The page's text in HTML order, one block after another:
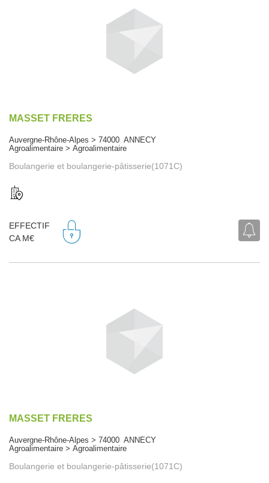
MASSET FRERES
Auvergne-Rhône-Alpes > 74000 ANNECY
Agroalimentaire > Agroalimentaire
Boulangerie et boulangerie-pâtisserie(1071C)
EFFECTIF
CA M€
MASSET FRERES
Auvergne-Rhône-Alpes > 74000 ANNECY
Agroalimentaire > Agroalimentaire
Boulangerie et boulangerie-pâtisserie(1071C)